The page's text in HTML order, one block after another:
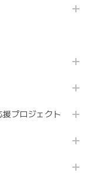
プロジェクト